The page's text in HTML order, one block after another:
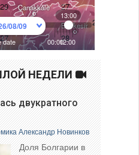
НЕДЕЛИ
двукратного
Александр Новинков
Доля Болгарии в